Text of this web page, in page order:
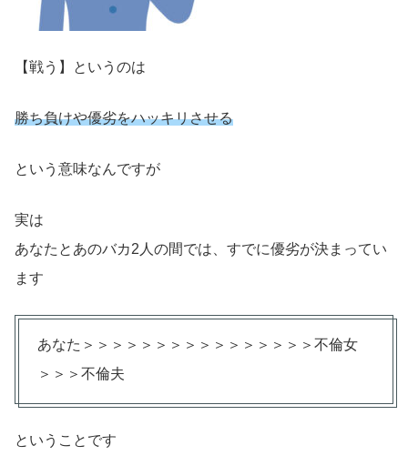
【戦う】というのは
勝ち負けや優劣をハッキリさせる
という意味なんですが
実は
あなたとあのバカ2人の間では、すでに優劣が決まってい
ます
あなた＞＞＞＞＞＞＞＞＞＞＞＞＞＞＞＞不倫女
＞＞＞不倫夫
ということです